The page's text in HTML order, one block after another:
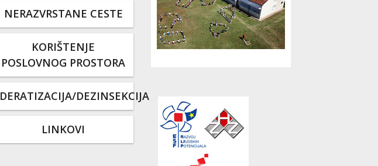
NERAZVRSTANE CESTE
KORIŠTENJE
POSLOVNOG PROSTORA
DERATIZACIJA/DEZINSEKCIJA
LINKOVI